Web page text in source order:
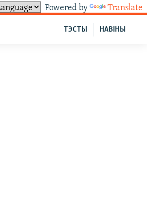
Powered by Translate
НАВІНЫ
ТЭСТЫ